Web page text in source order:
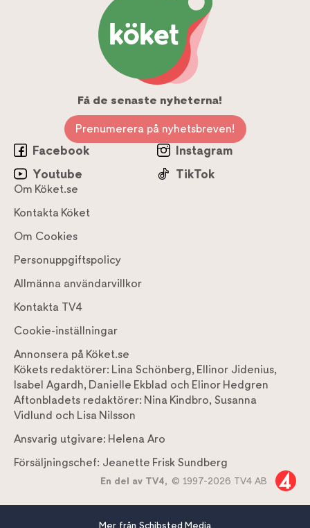
Få de senaste nyheterna!
Prenumerera på nyhetsbreven!
Facebook
Instagram
Youtube
TikTok
Om Köket.se
Kontakta Köket
Om Cookies
Personuppgiftspolicy
Allmänna användarvillkor
Kontakta TV4
Cookie-inställningar
Annonsera på Köket.se
Kökets redaktörer: Lina Schönberg, Ellinor Jidenius,
Isabel Agardh, Danielle Ekblad och Elinor Hedgren
Aftonbladets redaktörer: Nina Kindbro, Susanna
Vidlund och Lisa Nilsson
Ansvarig utgivare: Helena Aro
Försäljningschef: Jeanette Frisk Sundberg
En del av TV4, © 1997-2026 TV4 AB
Mer från Schibsted Media